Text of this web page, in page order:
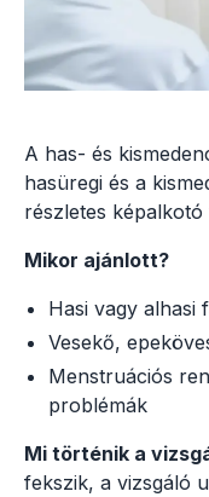
A has- és
hasüregi és a
részletes képalkotó
Mikor ajánlott?
Hasi vagy alhasi
Vesekő,
Menstruációs
problémák
Mi történik a
fekszik, a vizsgáló